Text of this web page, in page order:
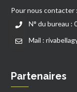
Pour nous contacter :
N° du bureau :
Mail :
Partenaires